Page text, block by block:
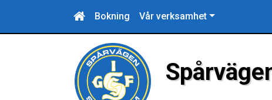
Bokning Vår verksamhet